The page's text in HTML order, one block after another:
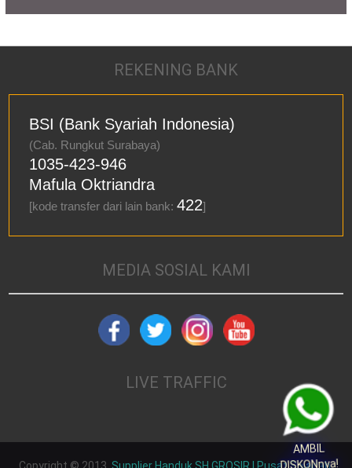
REKENING BANK
BSI (Bank Syariah Indonesia)
(Cab. Rungkut Surabaya)
1035-423-946
Mafula Oktriandra
[kode transfer dari lain bank:422]
MEDIA SOSIAL KAMI
LIVE TRAFFIC
Copyright © 2013. Supplier Handuk SH GROSIR | Pusat Sajadah,
AMBIL
DISKONnya!